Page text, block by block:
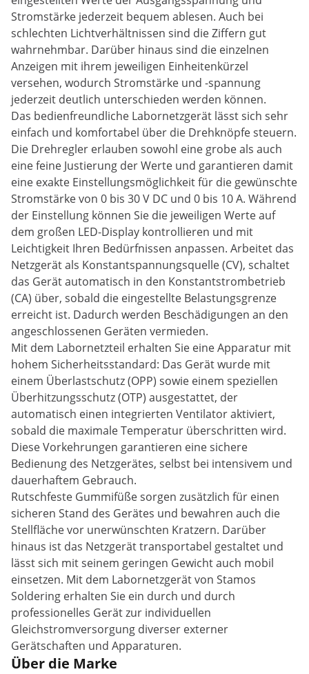
Stromstärke jederzeit bequem ablesen. Auch bei
schlechten Lichtverhältnissen sind die Ziffern gut
wahrnehmbar. Darüber hinaus sind die einzelnen
Anzeigen mit ihrem jeweiligen Einheitenkürzel
versehen, wodurch Stromstärke und -spannung
jederzeit deutlich unterschieden werden können.
Das bedienfreundliche Labornetzgerät lässt sich sehr
einfach und komfortabel über die Drehknöpfe steuern.
Die Drehregler erlauben sowohl eine grobe als auch
eine feine Justierung der Werte und garantieren damit
eine exakte Einstellungsmöglichkeit für die gewünschte
Stromstärke von 0 bis 30 V DC und 0 bis 10 A. Während
der Einstellung können Sie die jeweiligen Werte auf
dem großen LED-Display kontrollieren und mit
Leichtigkeit Ihren Bedürfnissen anpassen. Arbeitet das
Netzgerät als Konstantspannungsquelle (CV), schaltet
das Gerät automatisch in den Konstantstrombetrieb
(CA) über, sobald die eingestellte Belastungsgrenze
erreicht ist. Dadurch werden Beschädigungen an den
angeschlossenen Geräten vermieden.
Mit dem Labornetzteil erhalten Sie eine Apparatur mit
hohem Sicherheitsstandard: Das Gerät wurde mit
einem Überlastschutz (OPP) sowie einem speziellen
Überhitzungsschutz (OTP) ausgestattet, der
automatisch einen integrierten Ventilator aktiviert,
sobald die maximale Temperatur überschritten wird.
Diese Vorkehrungen garantieren eine sichere
Bedienung des Netzgerätes, selbst bei intensivem und
dauerhaftem Gebrauch.
Rutschfeste Gummifüße sorgen zusätzlich für einen
sicheren Stand des Gerätes und bewahren auch die
Stellfläche vor unerwünschten Kratzern. Darüber
hinaus ist das Netzgerät transportabel gestaltet und
lässt sich mit seinem geringen Gewicht auch mobil
einsetzen. Mit dem Labornetzgerät von Stamos
Soldering erhalten Sie ein durch und durch
professionelles Gerät zur individuellen
Gleichstromversorgung diverser externer
Gerätschaften und Apparaturen.
Über die Marke